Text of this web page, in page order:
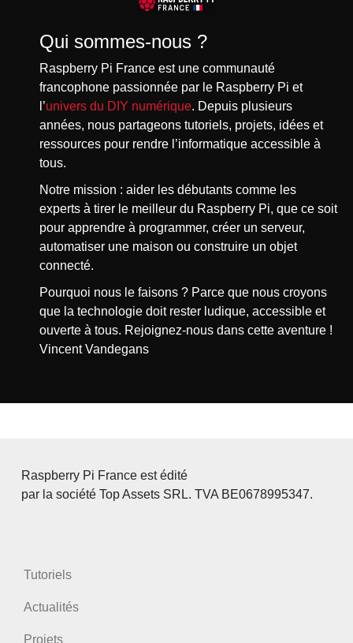
Qui sommes-nous ?
Raspberry Pi France est une communauté
francophone passionnée par le Raspberry Pi et
l’univers du DIY numérique. Depuis plusieurs
années, nous partageons tutoriels, projets, idées et
ressources pour rendre l’informatique accessible à
tous.
Notre mission : aider les débutants comme les
experts à tirer le meilleur du Raspberry Pi, que ce soit
pour apprendre à programmer, créer un serveur,
automatiser une maison ou construire un objet
connecté.
Pourquoi nous le faisons ? Parce que nous croyons
que la technologie doit rester ludique, accessible et
ouverte à tous. Rejoignez-nous dans cette aventure !
Vincent Vandegans
Raspberry Pi France est édité
par la société Top Assets SRL. TVA BE0678995347.
Tutoriels
Actualités
Projets